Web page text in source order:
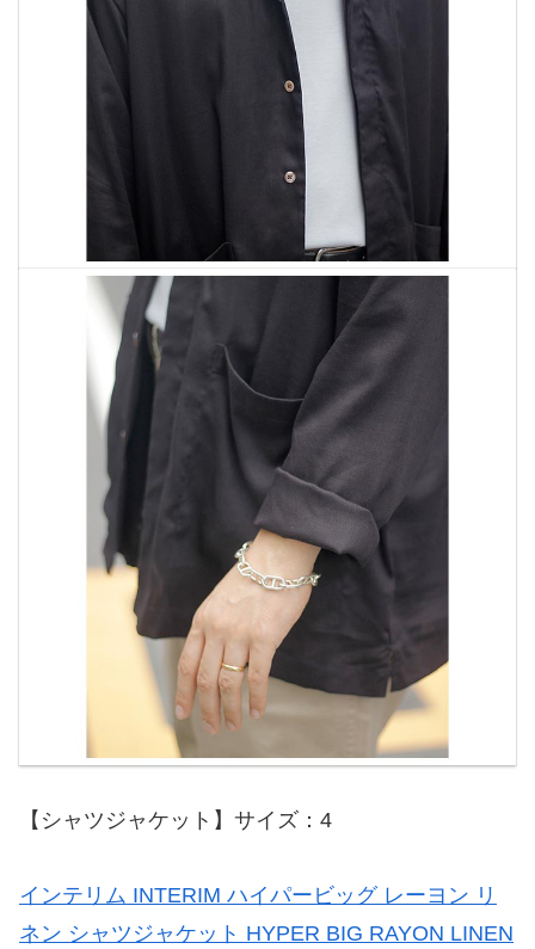
【シャツジャケット】サイズ：4
インテリム INTERIM ハイパービッグ レーヨン リ
ネン シャツジャケット HYPER BIG RAYON LINEN